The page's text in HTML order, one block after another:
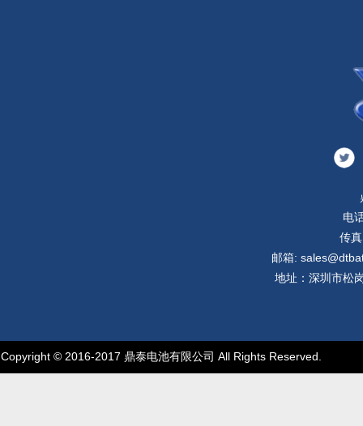
电
传
邮箱:
地址：深圳市松
Copyright © 2016-2017 鼎泰电池有限公司 All Rights Reserved.